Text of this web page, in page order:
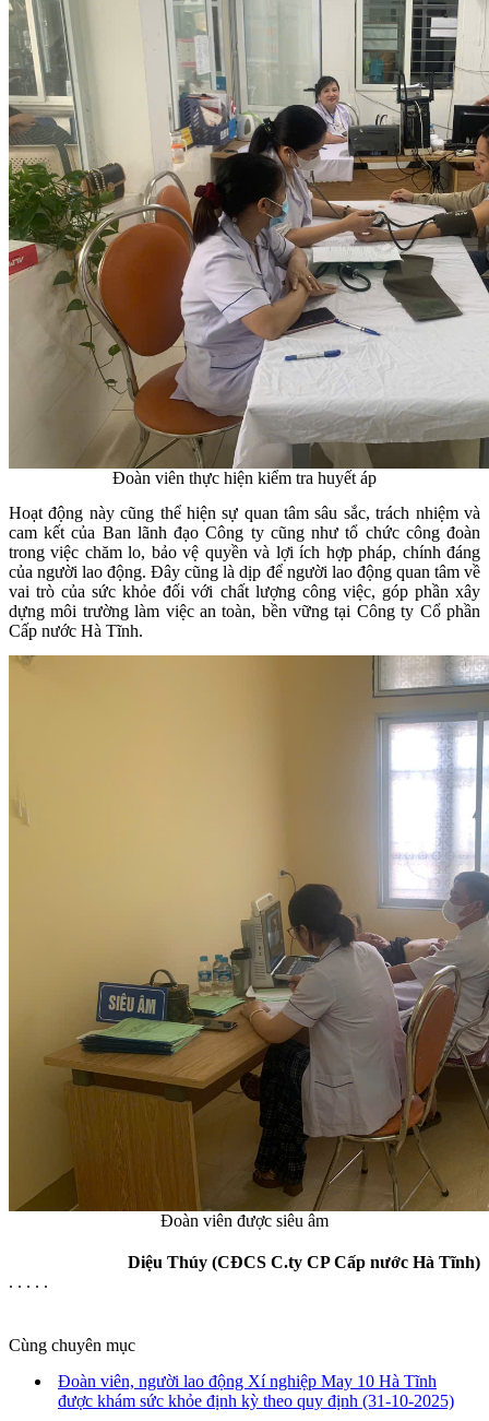
Đoàn viên thực hiện kiểm tra huyết áp
Hoạt động này cũng thể hiện sự quan tâm sâu sắc, trách nhiệm và
cam kết của Ban lãnh đạo Công ty cũng như tổ chức công đoàn
trong việc chăm lo, bảo vệ quyền và lợi ích hợp pháp, chính đáng
của người lao động. Đây cũng là dịp để người lao động quan tâm về
vai trò của sức khỏe đối với chất lượng công việc, góp phần xây
dựng môi trường làm việc an toàn, bền vững tại Công ty Cổ phần
Cấp nước Hà Tĩnh.
Đoàn viên được siêu âm
Diệu Thúy (CĐCS C.ty CP Cấp nước Hà Tĩnh)
. . . . .
Cùng chuyên mục
Đoàn viên, người lao động Xí nghiệp May 10 Hà Tĩnh
được khám sức khỏe định kỳ theo quy định (31-10-2025)